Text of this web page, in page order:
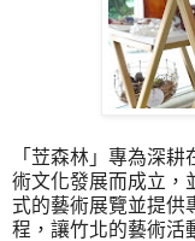
「 苙森林 」 專為深耕
術文化發展而成立，
式的藝術展覽並提供
程，讓竹北的藝術活